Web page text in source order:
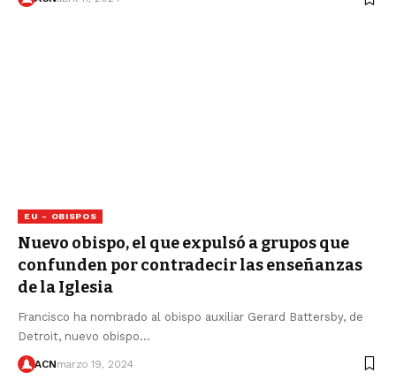
EU - OBISPOS
Nuevo obispo, el que expulsó a grupos que
confunden por contradecir las enseñanzas
de la Iglesia
Francisco ha nombrado al obispo auxiliar Gerard Battersby, de
Detroit, nuevo obispo…
ACNmarzo 19, 2024